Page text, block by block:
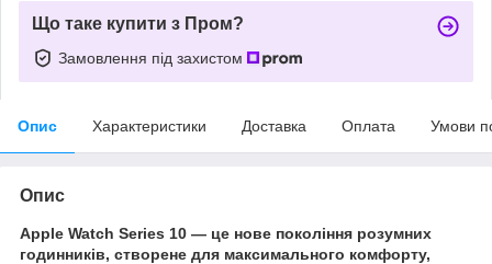
Що таке купити з Пром?
Замовлення під захистом
Опис Характеристики Доставка Оплата Умови
Опис
Apple Watch Series 10 — це нове покоління розумних
годинників, створене для максимального комфорту,